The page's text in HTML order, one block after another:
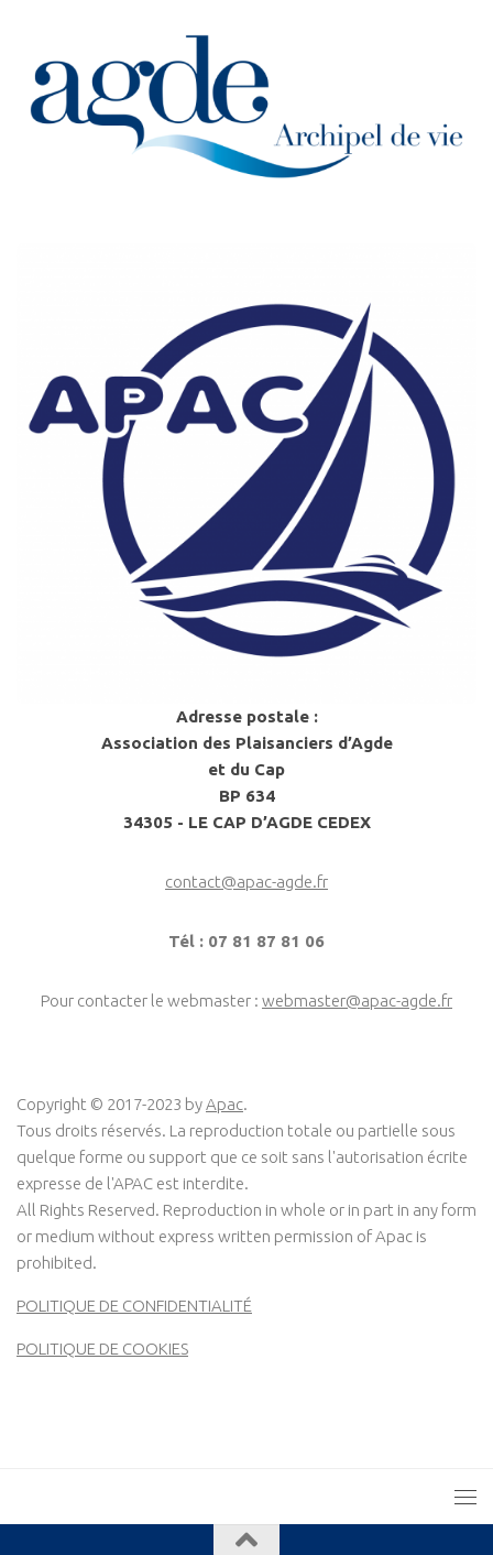
Adresse postale :
Association des Plaisanciers d’Agde
et du Cap
BP 634
34305 - LE CAP D’AGDE CEDEX
contact@apac-agde.fr
Tél : 07 81 87 81 06
Pour contacter le webmaster : webmaster@apac-agde.fr
Copyright © 2017-2023 byApac.
Tous droits réservés. La reproduction totale ou partielle sous
quelque forme ou support que ce soit sans l'autorisation écrite
expresse de l'APAC est interdite.
All Rights Reserved. Reproduction in whole or in part in any form
or medium without express written permission of Apac is
prohibited.
POLITIQUE DE CONFIDENTIALITÉ
POLITIQUE DE COOKIES